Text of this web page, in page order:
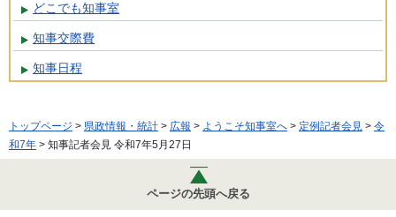
どこでも知事室
知事交際費
知事日程
トップページ > 県政情報・統計 > 広報 > ようこそ知事室へ > 定例記者会見 > 令
和7年 > 知事記者会見 令和7年5月27日
ページの先頭へ戻る